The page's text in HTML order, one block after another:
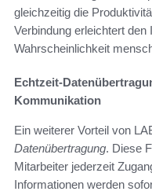
gleichzeitig die
Verbindung erleichtert
Wahrscheinlichkeit
Echtzeit-
Kommunikation
Ein weiterer Vorteil von
Datenübertragung. Diese
Mitarbeiter jederzeit
Informationen werden